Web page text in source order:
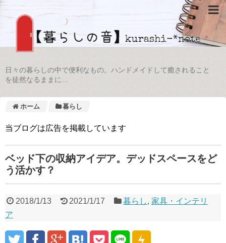
日々の暮らしの中で便利なもの。ハンドメイドして癒されること
を徒然なるままに…
ホーム 暮らし
当ブログは広告を掲載しています
ベッド下の収納アイデア。デッドスペースをど
う活かす？
2018/1/13 2021/1/17 暮らし,家具・インテリ
ア